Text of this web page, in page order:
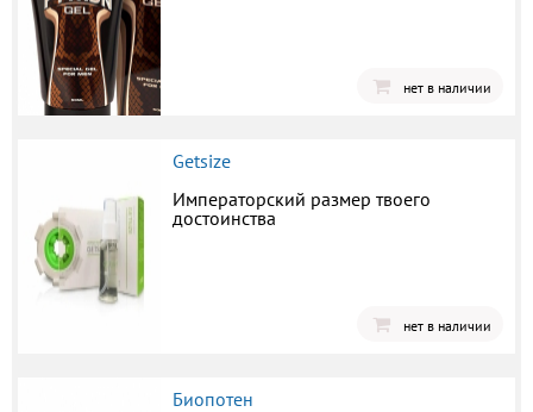
нет в наличии
Getsize
Императорский размер твоего
достоинства
нет в наличии
Биопотен